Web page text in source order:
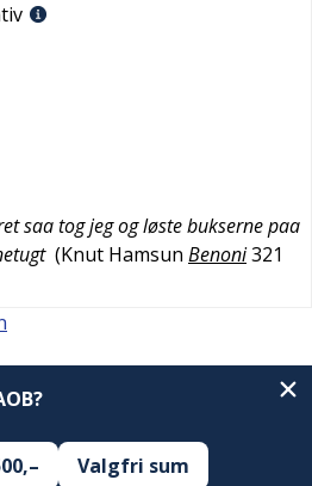
saa tog jeg og løste bukserne paa
(Knut Hamsun Benoni321
Valgfri sum